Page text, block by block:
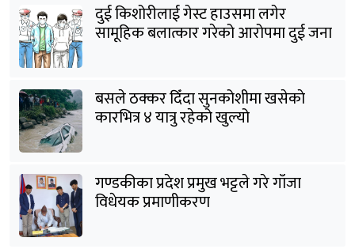
दुई किशोरीलाई गेस्ट हाउसमा लगेर
सामूहिक बलात्कार गरेको आरोपमा दुई जना
बसले ठक्कर दिँदा सुनकोशीमा खसेकाे
कारभित्र ४ यात्रु रहेको खुल्यो
गण्डकीका प्रदेश प्रमुख भट्टले गरे गाँजा
विधेयक प्रमाणीकरण